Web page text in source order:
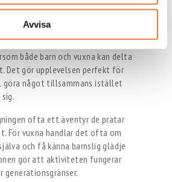
Avvisa
hos Bodyflight skiljer sig från
att göra en söndag i
både barn och vuxna kan delta
Det gör upplevelsen perfekt för
göra något tillsammans istället
ofta ett äventyr de pratar
För vuxna handlar det ofta om
och få känna barnslig glädje
gör att aktiviteten fungerar
generationsgränser.